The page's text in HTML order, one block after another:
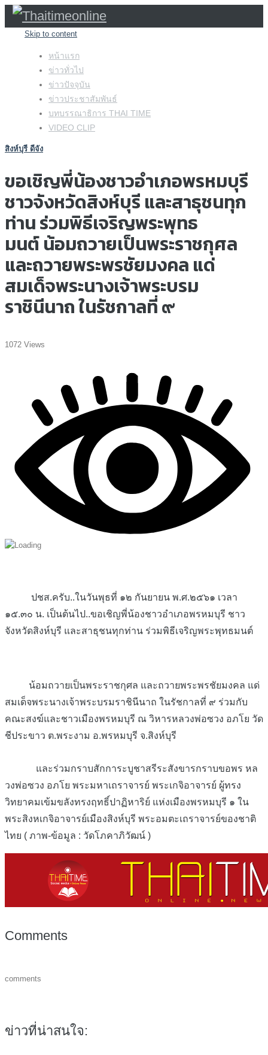
Skip to content
หน้าแรก
ข่าวทั่วไป
ข่าวปัจจุบัน
ข่าวประชาสัมพันธ์
บทบรรณาธิการ THAI TIME
VIDEO CLIP
สิงห์บุรี ดีจัง
ขอเชิญพี่น้องชาวอำเภอพรหมบุรี
ชาวจังหวัดสิงห์บุรี และสาธุชนทุก
ท่าน ร่วมพิธีเจริญพระพุทธ
มนต์ น้อมถวายเป็นพระราชกุศล
และถวายพระพรชัยมงคล แด่
สมเด็จพระนางเจ้าพระบรม
ราชินีนาถ ในรัชกาลที่ ๙
1072 Views
ปชส.ครับ..ในวันพุธที่ ๑๒ กันยายน พ.ศ.๒๕๖๑ เวลา
๑๕.๓๐ น. เป็นต้นไป..ขอเชิญพี่น้องชาวอำเภอพรหมบุรี ชาว
จังหวัดสิงห์บุรี และสาธุชนทุกท่าน ร่วมพิธีเจริญพระพุทธมนต์
น้อมถวายเป็นพระราชกุศล และถวายพระพรชัยมงคล แด่
สมเด็จพระนางเจ้าพระบรมราชินีนาถ ในรัชกาลที่ ๙ ร่วมกับ
คณะสงฆ์และชาวเมืองพรหมบุรี ณ วิหารหลวงพ่อซวง อภโย วัด
ชีประขาว ต.พระงาม อ.พรหมบุรี จ.สิงห์บุรี
และร่วมกราบสักการะบูชาสรีระสังขารกราบขอพร หล
วงพ่อซวง อภโย พระมหาเถราจารย์ พระเกจิอาจารย์ ผู้ทรง
วิทยาคมเข้มขลังทรงฤทธิ์ปาฏิหาริย์ แห่งเมืองพรหมบุรี ๑ ใน
พระสิงหเกจิอาจารย์เมืองสิงห์บุรี พระอมตะเถราจารย์ของชาติ
ไทย ( ภาพ-ข้อมูล : วัดโภคาภิวัฒน์ )
Comments
comments
ข่าวที่น่าสนใจ: